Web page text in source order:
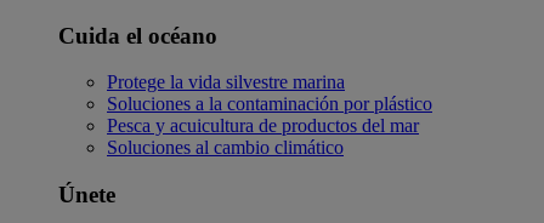
Cuida el océano
Protege la vida silvestre marina
Soluciones a la contaminación por plástico
Pesca y acuicultura de productos del mar
Soluciones al cambio climático
Únete